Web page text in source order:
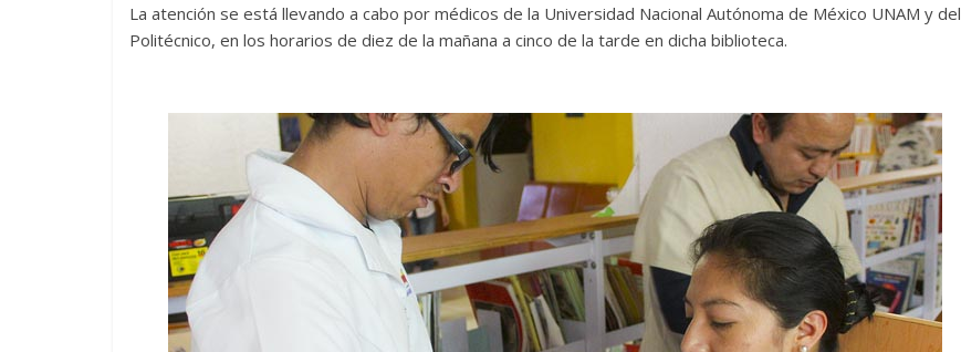
La atención se está llevando a cabo por médicos de la Universidad Nacional Autónoma de México UNAM y del
Politécnico, en los horarios de diez de la mañana a cinco de la tarde en dicha biblioteca.